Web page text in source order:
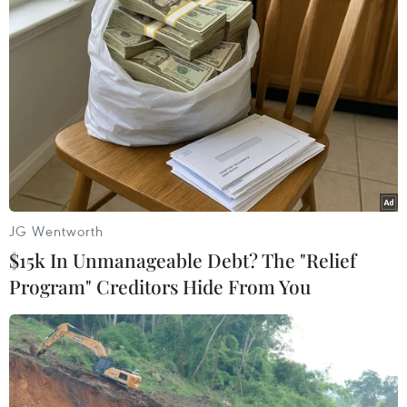
17 giờ ngày 7/8, mở cửa
tràn xả mặt điều tiết hồ
chứa thủy điện Lai Châu
07/08/2026 07:28
Di dời hộ dân bị ảnh
hưởng bụi, mùi khét, tiếng
ồn từ Trung tâm Điện lực
Vĩnh Tân
07/08/2026 07:10
Hà Nội quyết liệt xử lý các
"điểm nghẽn" úng ngập,
môi trường đô thị
Kiểm soát rác thải từ
nguồn - Giải pháp bảo vệ
kênh rạch TP Hồ Chí Minh
JG Wentworth
$15k In Unmanageable Debt? The "Relief
Program" Creditors Hide From You